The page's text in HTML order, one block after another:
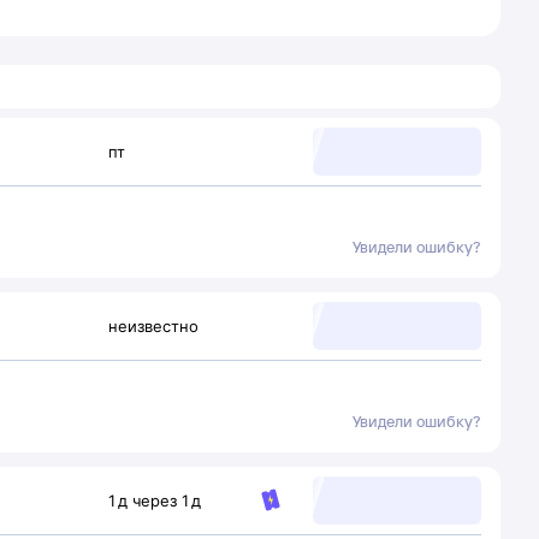
пт
Увидели ошибку?
неизвестно
Увидели ошибку?
1 д через 1 д